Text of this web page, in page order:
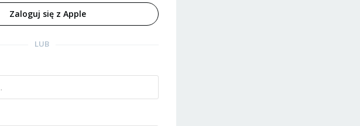
Zaloguj się z Apple
LUB